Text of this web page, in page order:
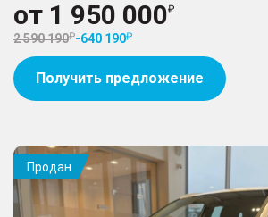
от 1 950 000
2 590 190 -640 190
Получить предложение
Продан